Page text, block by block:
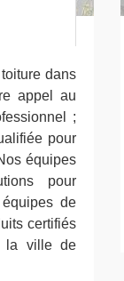
dans
appel au
;
pour
équipes
pour
de
certifiés
la ville de